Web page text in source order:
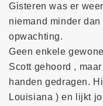
Gisteren was er
niemand minder
opwachting.
Geen enkele
Scott gehoord ,
handen gedragen.
Louisiana ) en lijkt